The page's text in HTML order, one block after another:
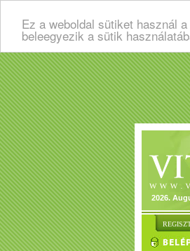
Ez a weboldal sütiket használ
beleegyezik a sütik
2026.